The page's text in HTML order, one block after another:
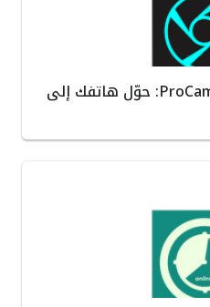
مراجعة تطبيق ProCam X – Lite: حوّل هاتفك إلى